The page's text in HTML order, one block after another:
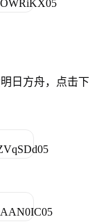
日方舟，点击下